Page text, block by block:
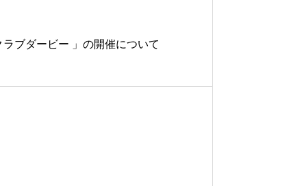
ブダービー 」の開催について